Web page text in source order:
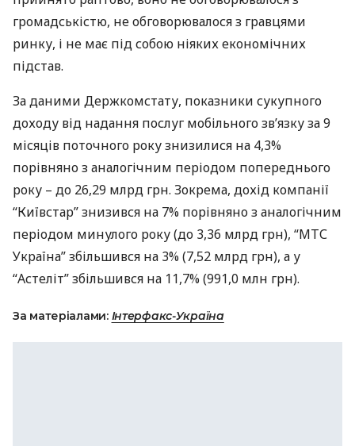
громадськістю, не обговорювалося з гравцями
ринку, і не має під собою ніяких економічних
підстав.
За даними Держкомстату, показники сукупного
доходу від надання послуг мобільного зв’язку за 9
місяців поточного року знизилися на 4,3%
порівняно з аналогічним періодом попереднього
року – до 26,29 млрд грн. Зокрема, дохід компанії
“Київстар” знизився на 7% порівняно з аналогічним
періодом минулого року (до 3,36 млрд грн), “МТС
Україна” збільшився на 3% (7,52 млрд грн), а у
“Астеліт” збільшився на 11,7% (991,0 млн грн).
За матеріалами: Інтерфакс-Україна